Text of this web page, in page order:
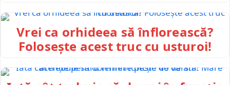
Vrei ca orhideea să înflorească?
Folosește acest truc cu usturoi!